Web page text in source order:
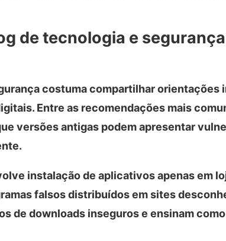
de tecnologia e
costuma compartilhar orientações
Entre as recomendações mais
versões antigas podem apresentar
instalação de aplicativos apenas em
falsos distribuídos em sites
de downloads inseguros e ensinam